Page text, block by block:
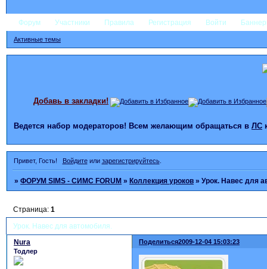
Форум Участники Правила Регистрация Войти
Активные темы
Добавь в закладки!
Ведется набор модераторов! Всем желающим обращаться в ЛС
Привет, Гость! Войдитеили зарегистрируйтесь.
»ФОРУМ SIMS - СИМС FORUM »Коллекция уроков »Урок. Навес для
Урок. Навес для автомобиля.
Страница:1
Поделиться2009-12-04 15:03:23
Nura
Тодлер